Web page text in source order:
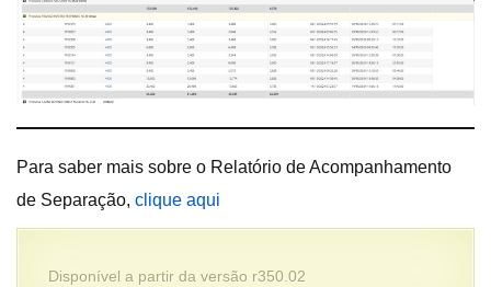
Para saber mais sobre o Relatório de Acompanhamento
de Separação, clique aqui
Disponível a partir da versão r350.02